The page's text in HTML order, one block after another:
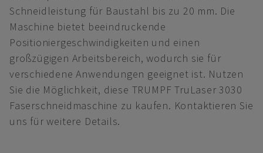
Schneidleistung für Baustahl bis zu 20 mm. Die
Maschine bietet beeindruckende
Positioniergeschwindigkeiten und einen
großzügigen Arbeitsbereich, wodurch sie für
verschiedene Anwendungen geeignet ist. Nutzen
Sie die Möglichkeit, diese TRUMPF TruLaser 3030
Faserschneidmaschine zu kaufen. Kontaktieren Sie
uns für weitere Details.